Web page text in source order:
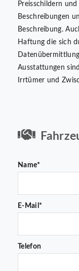
Preisschildern
Beschreibungen
Beschreibung.
Haftung die sich
Ausstattungen
Irrtümer und
Name*
E-Mail*
Telefon